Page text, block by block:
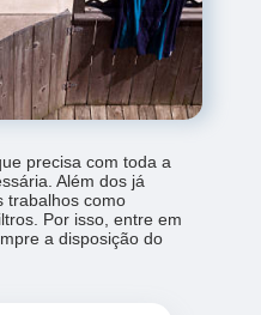
precisa com toda a
Além dos já
trabalhos como
Por isso, entre em
a disposição do